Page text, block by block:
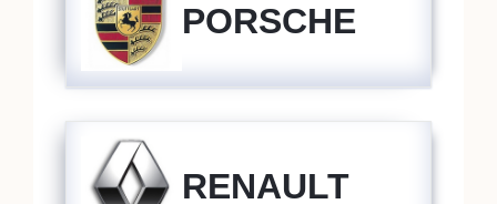
PORSCHE
RENAULT